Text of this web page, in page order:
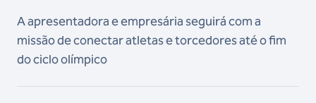
A apresentadora e empresária seguirá com a
missão de conectar atletas e torcedores até o fim
do ciclo olímpico